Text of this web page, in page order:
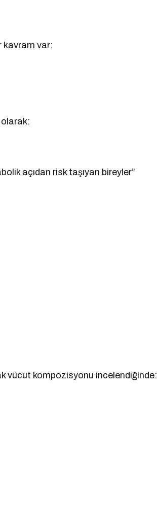
kavram var:
olarak:
açıdan risk taşıyan bireyler”
vücut kompozisyonu incelendiğinde: